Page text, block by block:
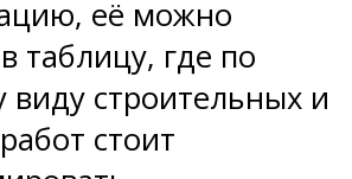
её можно
таблицу, где по
виду строительных и
стоит